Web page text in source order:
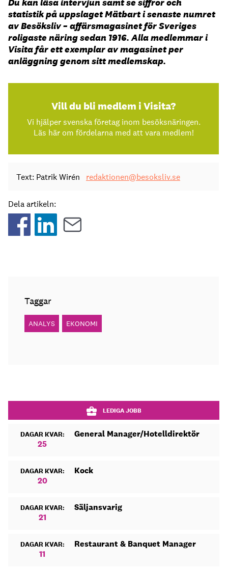
Du kan läsa intervjun samt se siffror och
statistik på uppslaget Mätbart i senaste numret
av Besöksliv – affärsmagasinet för Sveriges
roligaste näring sedan 1916. Alla medlemmar i
Visita får ett exemplar av magasinet per
anläggning genom sitt medlemskap.
Vill du bli medlem i Visita?
Vi hjälper svenska företag inom besöksnäringen.
Läs här om fördelarna med att vara medlem!
Text: Patrik Wirén redaktionen@besoksliv.se
Dela artikeln:
Taggar
ANALYS EKONOMI
LEDIGA JOBB
DAGAR KVAR:
25
General Manager/Hotelldirektör
DAGAR KVAR:
20
Kock
DAGAR KVAR:
21
Säljansvarig
DAGAR KVAR:
11
Restaurant & Banquet Manager